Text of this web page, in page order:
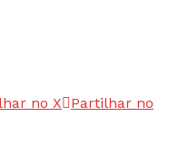
no X
Partilhar no